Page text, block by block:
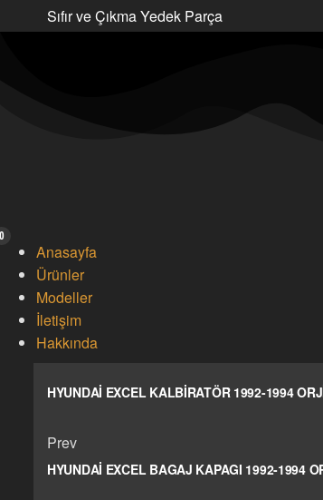
to
Sıfır ve Çıkma Yedek Parça
0
Anasayfa
Ürünler
Modeller
İletişim
Hakkında
HYUNDAİ EXCEL KALBİRATÖR 1992-1994
Prev
HYUNDAİ EXCEL BAGAJ KAPAGI 1992-1994